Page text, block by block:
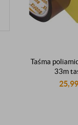
Taśma
33m
25,99